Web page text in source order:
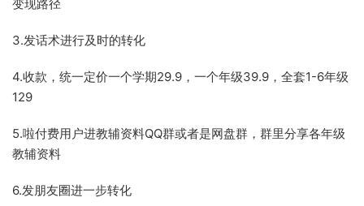
变现路径
3.发话术进行及时的转化
4.收款，统一定价一个学期29.9，一个年级39.9，全套1-6年级
129
5.啦付费用户进教辅资料QQ群或者是网盘群，群里分享各年级
教辅资料
6.发朋友圈进一步转化